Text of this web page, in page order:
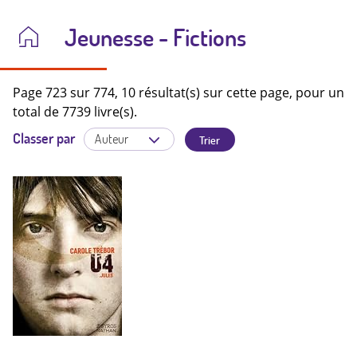
Jeunesse - Fictions
Page 723 sur 774, 10 résultat(s) sur cette page, pour un
total de 7739 livre(s).
Classer par